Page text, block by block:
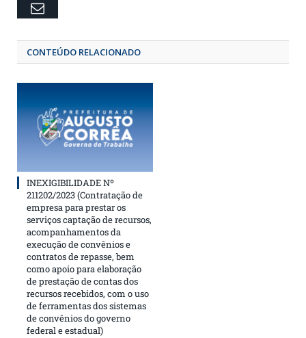
Email
CONTEÚDO RELACIONADO
INEXIGIBILIDADE Nº
211202/2023 (Contratação de
empresa para prestar os
serviços captação de recursos,
acompanhamentos da
execução de convênios e
contratos de repasse, bem
como apoio para elaboração
de prestação de contas dos
recursos recebidos, com o uso
de ferramentas dos sistemas
de convênios do governo
federal e estadual)